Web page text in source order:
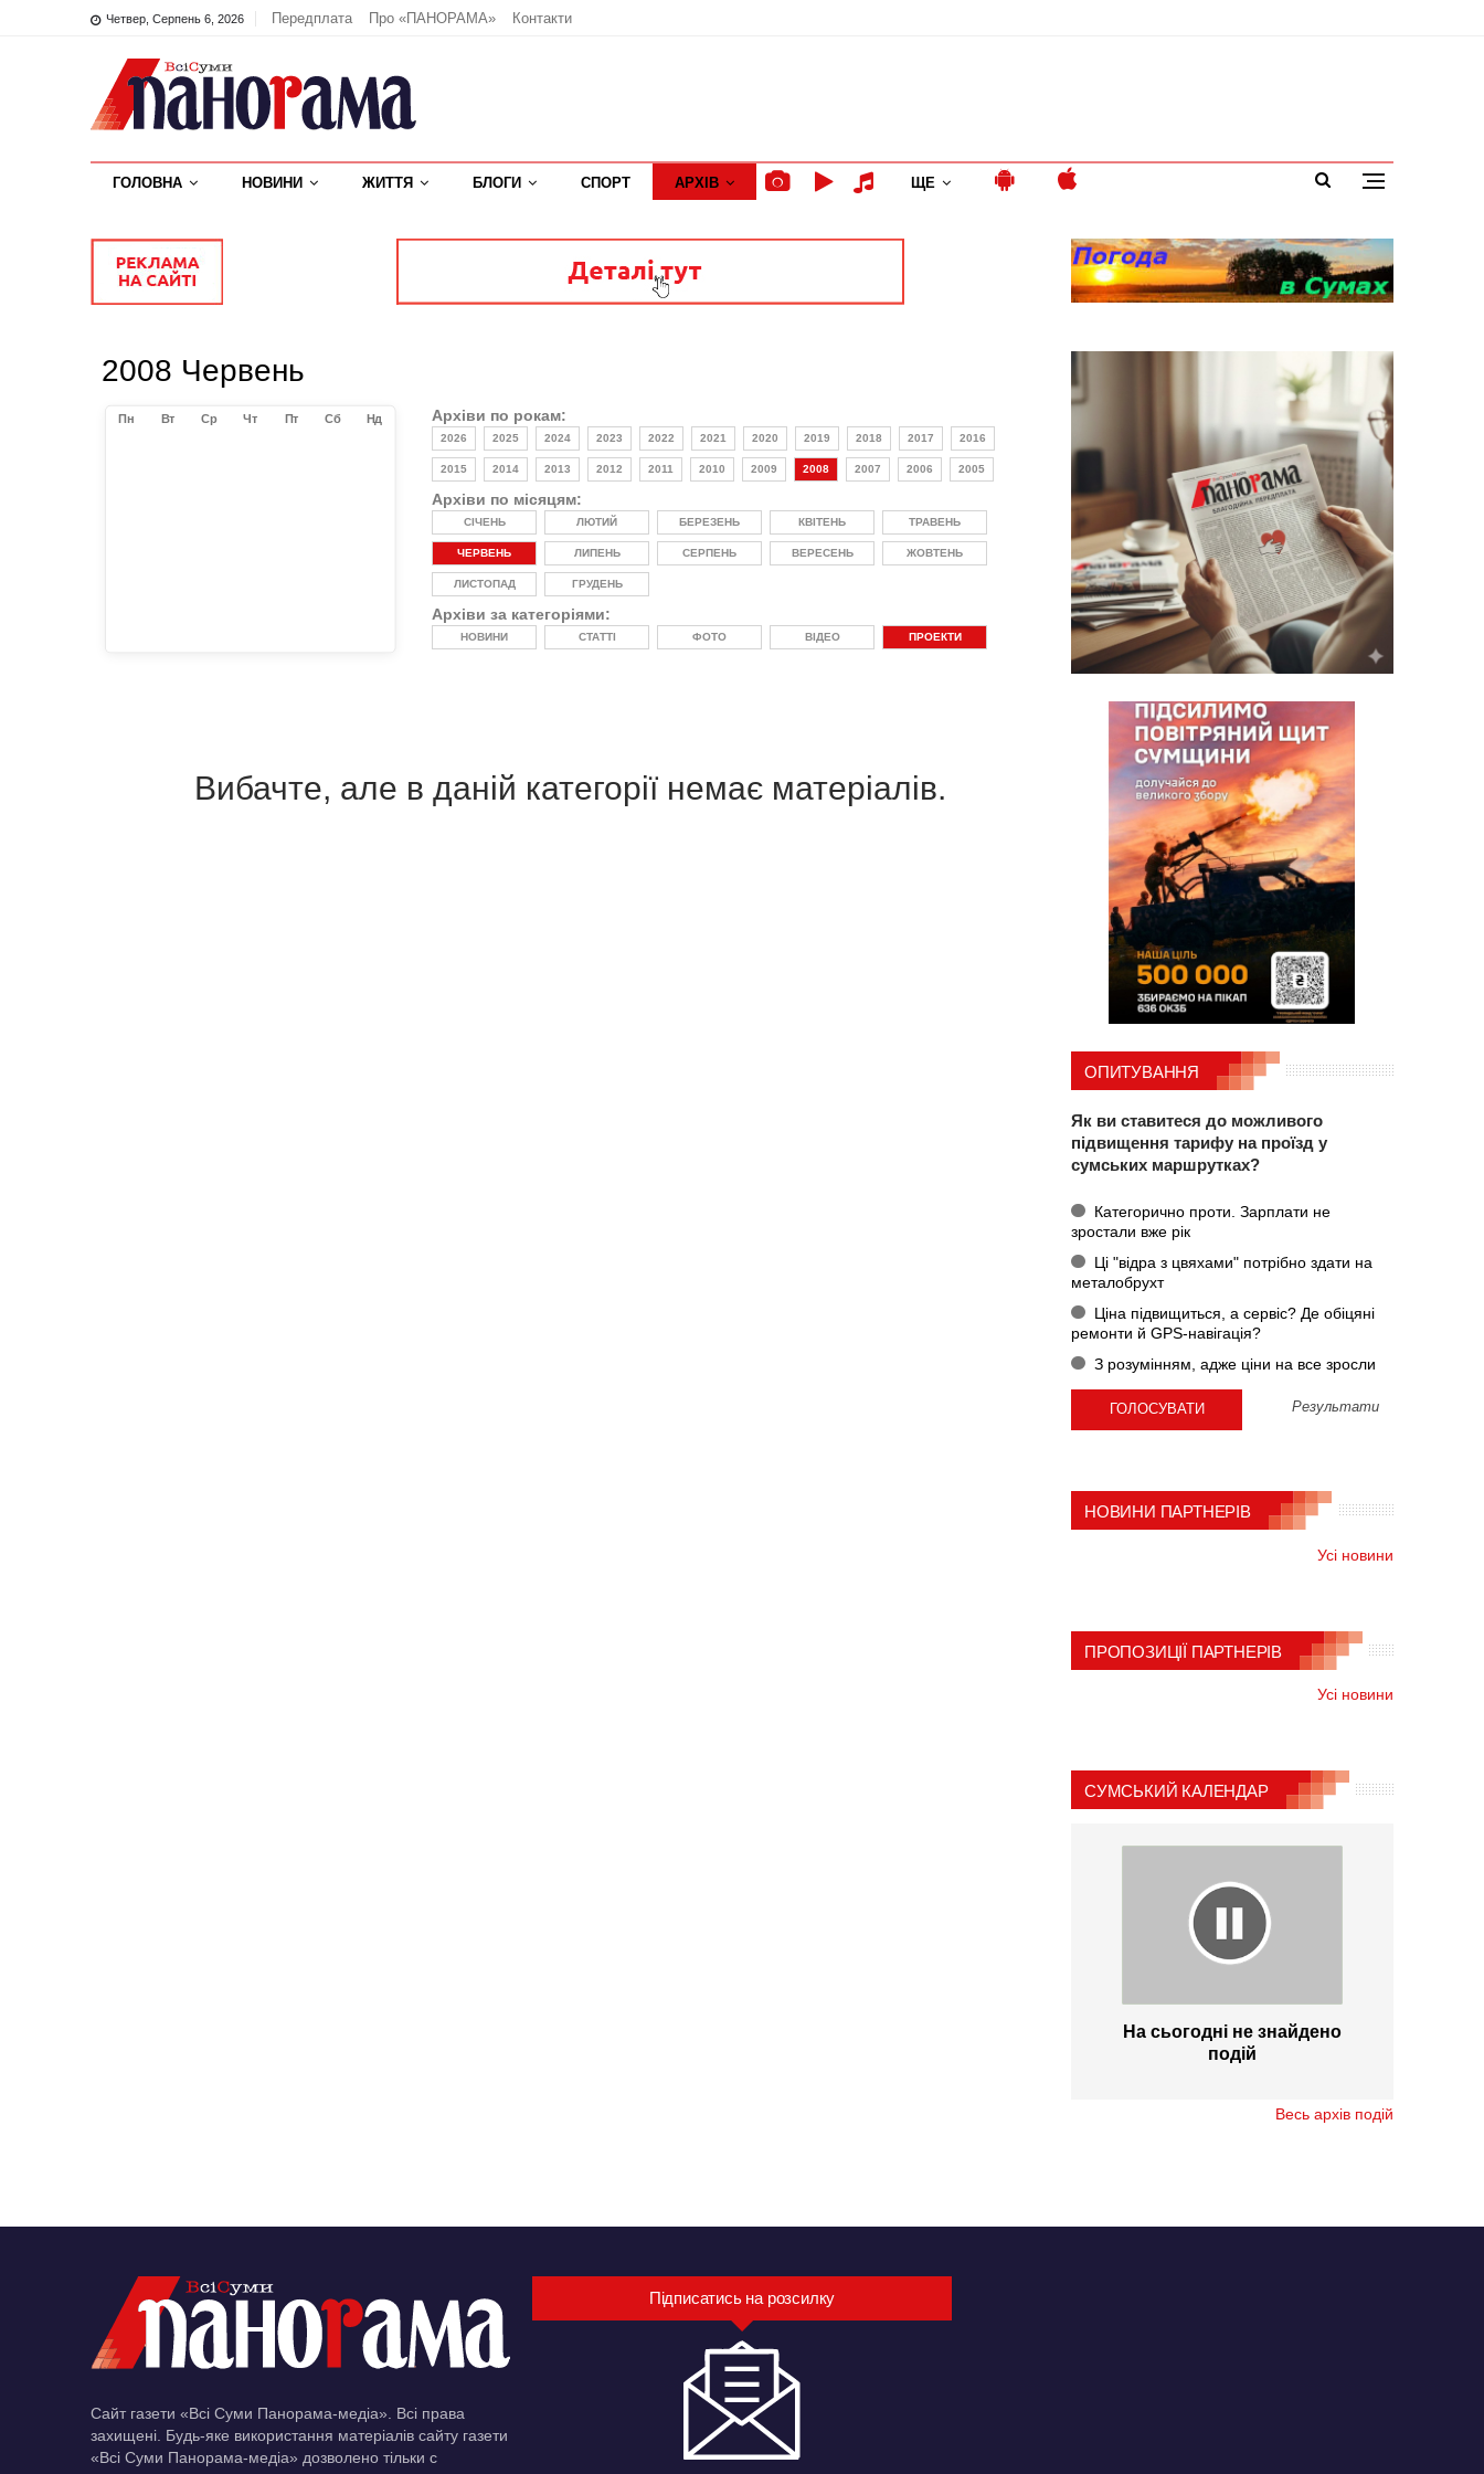
Четвер, Серпень 6, 2026 Передплата Про «ПАНОРАМА» Контакти
ГОЛОВНА НОВИНИ ЖИТТЯ БЛОГИ СПОРТ АРХІВ ЩЕ
2008 Червень
Пн Вт Ср Чт Пт Сб Нд Архіви по рокам:
2026 2025 2024 2023 2022 2021 2020 2019 2018 2017 2016
2015 2014 2013 2012 2011 2010 2009 2008 2007 2006 2005
Архіви по місяцям:
СІЧЕНЬ ЛЮТИЙ БЕРЕЗЕНЬ КВІТЕНЬ ТРАВЕНЬ
ЧЕРВЕНЬ ЛИПЕНЬ СЕРПЕНЬ ВЕРЕСЕНЬ ЖОВТЕНЬ
ЛИСТОПАД ГРУДЕНЬ
Архіви за категоріями:
НОВИНИ СТАТТІ ФОТО ВІДЕО ПРОЕКТИ
Вибачте, але в даній категорії немає матеріалів.
ОПИТУВАННЯ
Як ви ставитеся до можливого
підвищення тарифу на проїзд у
сумських маршрутках?
Категорично проти. Зарплати не
зростали вже рік
Ці "відра з цвяхами" потрібно здати на
металобрухт
Ціна підвищиться, а сервіс? Де обіцяні
ремонти й GPS-навігація?
З розумінням, адже ціни на все зросли
Результати
НОВИНИ ПАРТНЕРІВ
Усі новини
ПРОПОЗИЦІЇ ПАРТНЕРІВ
Усі новини
СУМСЬКИЙ КАЛЕНДАР
На сьогодні не знайдено
подій
Весь архів подій
Сайт газети «Всі Суми Панорама-медіа». Всі права
захищені. Будь-яке використання матеріалів сайту газети
«Всі Суми Панорама-медіа» дозволено тільки c
Підписатись на розсилку